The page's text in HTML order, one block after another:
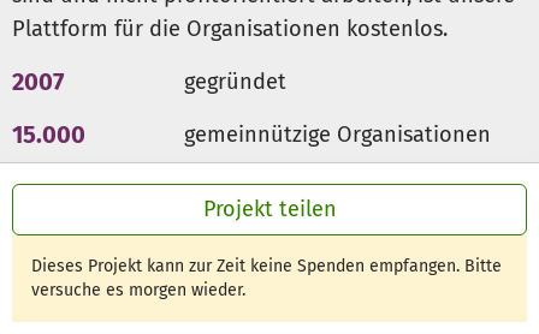
Projekt teilen
Dieses Projekt kann zur Zeit keine Spenden empfangen. Bitte
versuche es morgen wieder.
Plattform für die Organisationen kostenlos.
2007 gegründet
15.000 gemeinnützige Organisationen
300 Mio € für den guten Zweck